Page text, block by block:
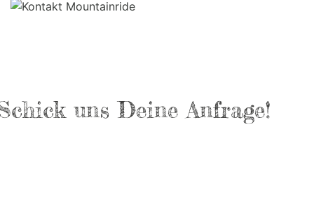
uns Deine Anfrage!